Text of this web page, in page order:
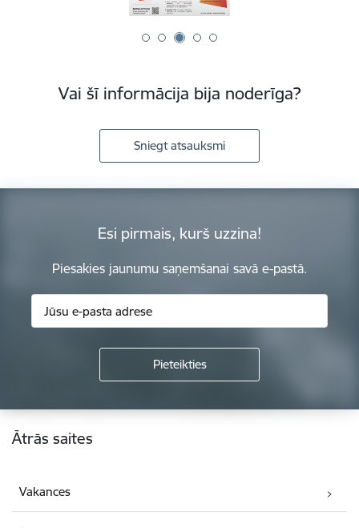
Vai šī informācija bija noderīga?
Sniegt atsauksmi
Esi pirmais, kurš uzzina!
Piesakies jaunumu saņemšanai savā e-pastā.
Kājene
Ātrās saites
Vakances